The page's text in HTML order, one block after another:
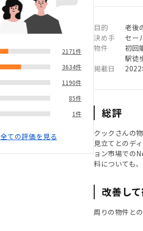
2171件
3634件
1190件
85件
1件
全ての評価を見る
目的
老後
決め手
セー
物件
初回
駅徒
掲載日
総評
クックさんの
見立てとのデ
ョン市場での
料についても
改善し
周りの物件と